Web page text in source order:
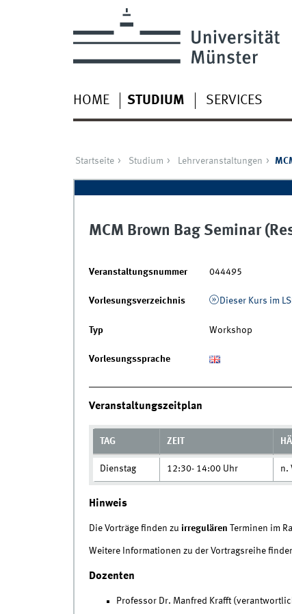
HOME STUDIUM SERVICES
Startseite Studium Lehrveranstaltungen
MCM Brown Bag Seminar
Veranstaltungsnummer 044495
Vorlesungsverzeichnis Dieser Kurs im
Typ Workshop
Vorlesungssprache
Veranstaltungszeitplan
TAG ZEIT
Dienstag 12:30- 14:00 Uhr n.
Hinweis
Die Vorträge finden zu irregulären Terminen im
Weitere Informationen zu der Vortragsreihe
Dozenten
Professor Dr. Manfred Krafft